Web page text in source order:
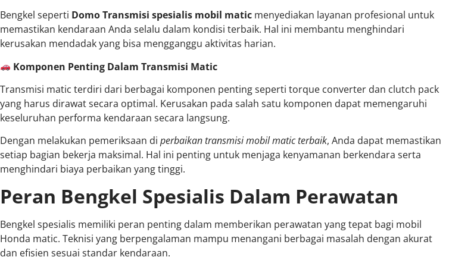
Bengkel seperti Domo Transmisi spesialis mobil matic menyediakan layanan profesional untuk
memastikan kendaraan Anda selalu dalam kondisi terbaik. Hal ini membantu menghindari
kerusakan mendadak yang bisa mengganggu aktivitas harian.
Komponen Penting Dalam Transmisi Matic
Transmisi matic terdiri dari berbagai komponen penting seperti torque converter dan clutch pack
yang harus dirawat secara optimal. Kerusakan pada salah satu komponen dapat memengaruhi
keseluruhan performa kendaraan secara langsung.
Dengan melakukan pemeriksaan di perbaikan transmisi mobil matic terbaik, Anda dapat memastikan
setiap bagian bekerja maksimal. Hal ini penting untuk menjaga kenyamanan berkendara serta
menghindari biaya perbaikan yang tinggi.
Peran Bengkel Spesialis Dalam Perawatan
Bengkel spesialis memiliki peran penting dalam memberikan perawatan yang tepat bagi mobil
Honda matic. Teknisi yang berpengalaman mampu menangani berbagai masalah dengan akurat
dan efisien sesuai standar kendaraan.